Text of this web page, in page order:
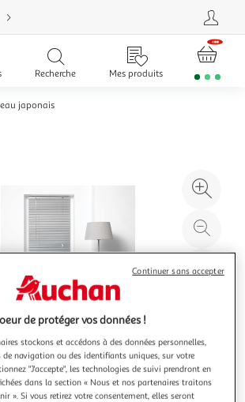
Recherche Mes produits
japonais
à
Illustration
précédente
Illustration
suivante
de protéger vos données !
stockons et accédons à des données personnelles,
de navigation ou des identifiants uniques, sur votre
"J'accepte", les technologies de suivi prendront en
dans la section « Nous et nos partenaires traitons
». Si vous retirez votre consentement, elles seront
Continuer sans accepter